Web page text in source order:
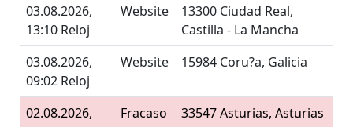
03.08.2026,
13:10 Reloj
Website
13300 Ciudad Real,
Castilla - La Mancha
03.08.2026,
09:02 Reloj
Website 15984 Coru?a, Galicia
02.08.2026,
Fracaso
33547 Asturias, Asturias